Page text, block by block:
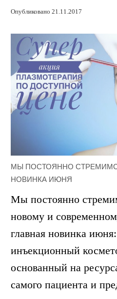
Опубликовано 21.11.2017
МЫ ПОСТОЯННО
НОВИНКА ИЮНЯ
Мы постоянно
новому и
главная новинка
инъекционный
основанный на
самого пациента и